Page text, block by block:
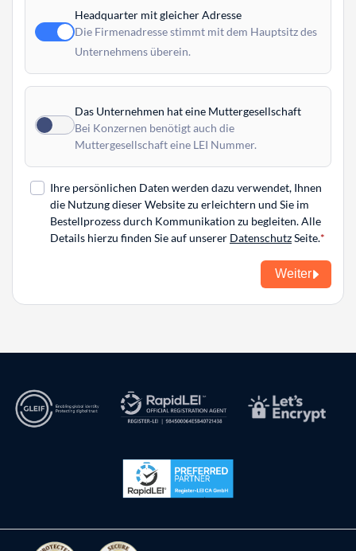
Headquarter mit gleicher Adresse
Die Firmenadresse stimmt mit dem Hauptsitz des
Unternehmens überein.
Das Unternehmen hat eine Muttergesellschaft
Bei Konzernen benötigt auch die
Muttergesellschaft eine LEI Nummer.
Ihre persönlichen Daten werden dazu verwendet, Ihnen
die Nutzung dieser Website zu erleichtern und Sie im
Bestellprozess durch Kommunikation zu begleiten. Alle
Details hierzu finden Sie auf unserer DatenschutzSeite.
Weiter